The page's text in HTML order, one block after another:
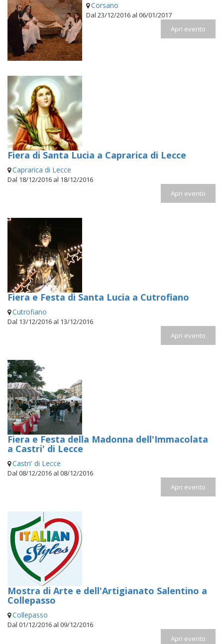
Corsano
Dal 23/12/2016 al 06/01/2017
Apri evento
Fiera di Santa Lucia a Caprarica di Lecce
Caprarica di Lecce
Dal 18/12/2016 al 18/12/2016
Apri evento
Fiera e Festa di Santa Lucia a Cutrofiano
Cutrofiano
Dal 13/12/2016 al 13/12/2016
Apri evento
Fiera e Festa della Madonna dell'Immacolata
a Castri' di Lecce
Castri' di Lecce
Dal 08/12/2016 al 08/12/2016
Apri evento
Mostra di Arte e dell'Artigianato Salentino a
Collepasso
Collepasso
Dal 01/12/2016 al 09/12/2016
Apri evento